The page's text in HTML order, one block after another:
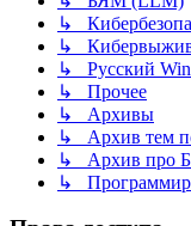
↳
↳
↳ Русский
↳ Прочее
↳ Архивы
↳ Архив тем
↳ Архив про
↳